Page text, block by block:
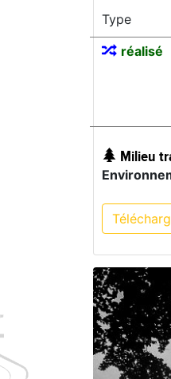
Type
réalisé
Milieu